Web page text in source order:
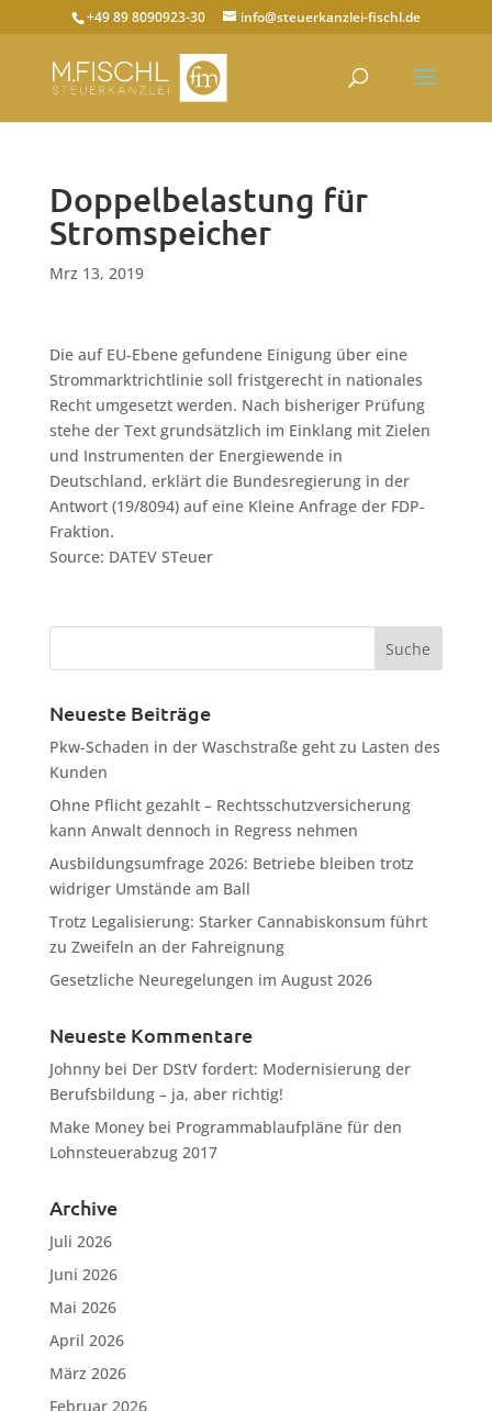
+49 89 8090923-30 info@steuerkanzlei-fischl.de
Doppelbelastung für
Stromspeicher
Mrz 13, 2019
Die auf EU-Ebene gefundene Einigung über eine
Strommarktrichtlinie soll fristgerecht in nationales
Recht umgesetzt werden. Nach bisheriger Prüfung
stehe der Text grundsätzlich im Einklang mit Zielen
und Instrumenten der Energiewende in
Deutschland, erklärt die Bundesregierung in der
Antwort (19/8094) auf eine Kleine Anfrage der FDP-
Fraktion.
Source: DATEV STeuer
Neueste Beiträge
Pkw-Schaden in der Waschstraße geht zu Lasten des
Kunden
Ohne Pflicht gezahlt – Rechtsschutzversicherung
kann Anwalt dennoch in Regress nehmen
Ausbildungsumfrage 2026: Betriebe bleiben trotz
widriger Umstände am Ball
Trotz Legalisierung: Starker Cannabiskonsum führt
zu Zweifeln an der Fahreignung
Gesetzliche Neuregelungen im August 2026
Neueste Kommentare
Johnnybei Der DStV fordert: Modernisierung der
Berufsbildung – ja, aber richtig!
Make Moneybei Programmablaufpläne für den
Lohnsteuerabzug 2017
Archive
Juli 2026
Juni 2026
Mai 2026
April 2026
März 2026
Februar 2026